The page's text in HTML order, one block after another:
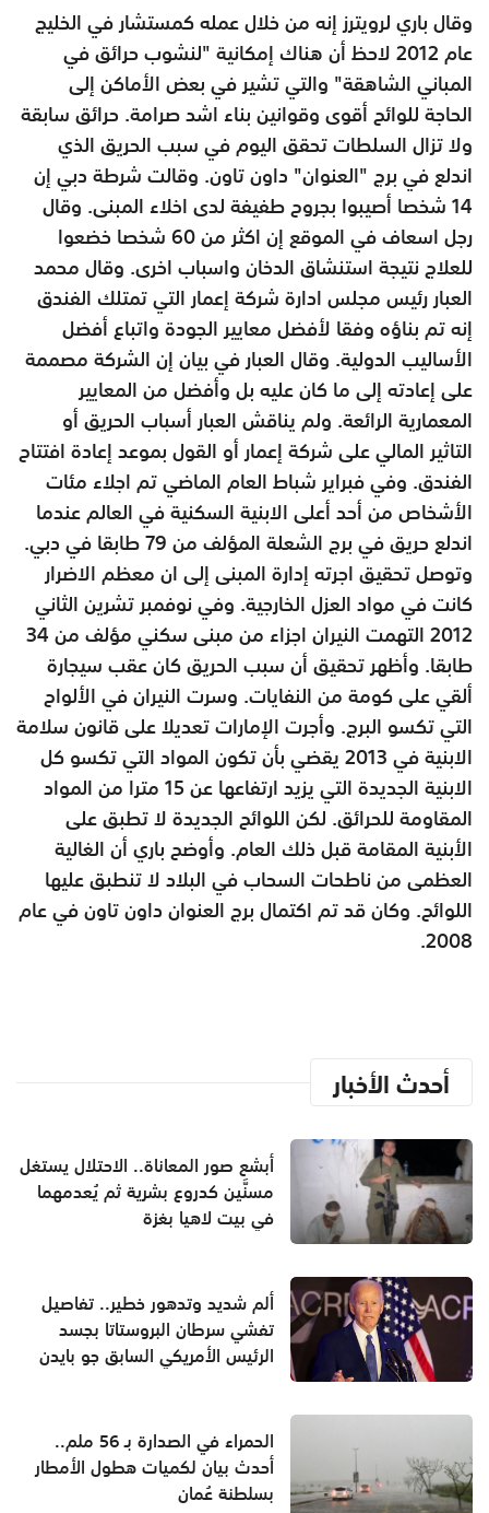
وقال باري لرويترز إنه من خلال عمله كمستشار في الخليج
عام 2012 لاحظ أن هناك إمكانية "لنشوب حرائق في
المباني الشاهقة" والتي تشير في بعض الأماكن إلى
الحاجة للوائح أقوى وقوانين بناء اشد صرامة. حرائق سابقة
ولا تزال السلطات تحقق اليوم في سبب الحريق الذي
اندلع في برج "العنوان" داون تاون. وقالت شرطة دبي إن
14 شخصا أصيبوا بجروح طفيفة لدى اخلاء المبنى. وقال
رجل اسعاف في الموقع إن اكثر من 60 شخصا خضعوا
للعلاج نتيجة استنشاق الدخان واسباب اخرى. وقال محمد
العبار رئيس مجلس ادارة شركة إعمار التي تمتلك الفندق
إنه تم بناؤه وفقا لأفضل معايير الجودة واتباع أفضل
الأساليب الدولية. وقال العبار في بيان إن الشركة مصممة
على إعادته إلى ما كان عليه بل وأفضل من المعايير
المعمارية الرائعة. ولم يناقش العبار أسباب الحريق أو
التاثير المالي على شركة إعمار أو القول بموعد إعادة افتتاح
الفندق. وفي فبراير شباط العام الماضي تم اجلاء مئات
الأشخاص من أحد أعلى الابنية السكنية في العالم عندما
اندلع حريق في برج الشعلة المؤلف من 79 طابقا في دبي.
وتوصل تحقيق اجرته إدارة المبنى إلى ان معظم الاضرار
كانت في مواد العزل الخارجية. وفي نوفمبر تشرين الثاني
2012 التهمت النيران اجزاء من مبنى سكني مؤلف من 34
طابقا. وأظهر تحقيق أن سبب الحريق كان عقب سيجارة
ألقي على كومة من النفايات. وسرت النيران في الألواح
التي تكسو البرج. وأجرت الإمارات تعديلا على قانون سلامة
الابنية في 2013 يقضي بأن تكون المواد التي تكسو كل
الابنية الجديدة التي يزيد ارتفاعها عن 15 مترا من المواد
المقاومة للحرائق. لكن اللوائح الجديدة لا تطبق على
الأبنية المقامة قبل ذلك العام. وأوضح باري أن الغالية
العظمى من ناطحات السحاب في البلاد لا تنطبق عليها
اللوائح. وكان قد تم اكتمال برج العنوان داون تاون في عام
2008.
أحدث الأخبار
أبشع صور المعاناة.. الاحتلال يستغل
مسنَّين كدروع بشرية ثم يُعدمهما
في بيت لاهيا بغزة
ألم شديد وتدهور خطير.. تفاصيل
تفشي سرطان البروستاتا بجسد
الرئيس الأمريكي السابق جو بايدن
الحمراء في الصدارة بـ 56 ملم..
أحدث بيان لكميات هطول الأمطار
بسلطنة عُمان